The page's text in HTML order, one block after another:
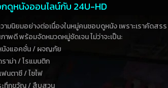
กดูหนังออนไลน์กับ 24U-HD
ามนิยมอย่างต่อเนื่องในหมู่คนชอบดูหนัง เพราะเราคัดสรร
พดี พร้อมจัดหมวดหมู่ชัดเจน ไม่ว่าจะเป็น:
นังแอคชั่น / ผจญภัย
ราม่า / โรแมนติก
ฟนตาซี / ไซไฟ
ะทึกขวัญ / สืบสวน